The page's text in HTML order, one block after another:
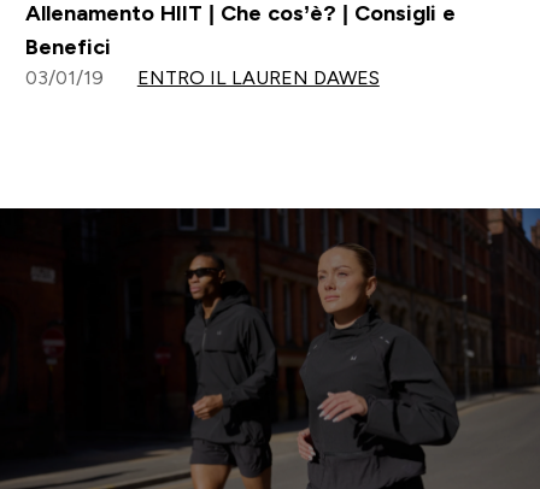
Allenamento HIIT | Che cos’è? | Consigli e
Benefici
03/01/19 ENTRO IL LAUREN DAWES